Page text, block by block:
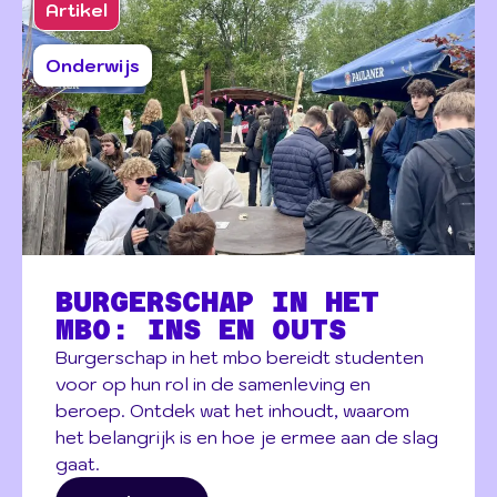
Artikel
Onderwijs
BURGERSCHAP IN HET
MBO: INS EN OUTS
Burgerschap in het mbo bereidt studenten
voor op hun rol in de samenleving en
beroep. Ontdek wat het inhoudt, waarom
het belangrijk is en hoe je ermee aan de slag
gaat.